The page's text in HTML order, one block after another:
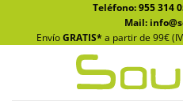
contenido
Teléfono:955 314
Mail:
EnvíoGRATIS* a partir de 99€